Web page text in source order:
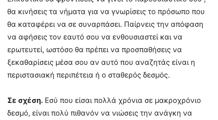
θα κινήσεις τα νήματα για να γνωρίσεις το πρόσωπο που
θα καταφέρει να σε συναρπάσει. Παίρνεις την απόφαση
να αφήσεις τον εαυτό σου να ενθουσιαστεί και να
ερωτευτεί, ωστόσο θα πρέπει να προσπαθήσεις να
ξεκαθαρίσεις μέσα σου αν αυτό που αναζητάς είναι η
περιστασιακή περιπέτεια ή ο σταθερός δεσμός.
Σε σχέση. Εσύ που είσαι πολλά χρόνια σε μακροχρόνιο
δεσμό, είναι πολύ πιθανόν να νιώσεις την ανάγκη να